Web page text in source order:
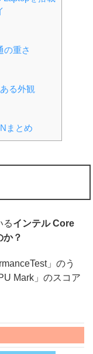
の重さ
る外観
まとめ
るインテル Core
？
」のう
Mark」のスコア